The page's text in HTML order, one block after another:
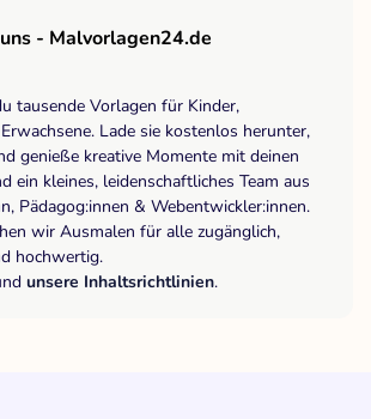
- Malvorlagen24.de
tausende Vorlagen für Kinder,
Lade sie kostenlos herunter,
genieße kreative Momente mit deinen
ein kleines, leidenschaftliches Team aus
Pädagog:innen & Webentwickler:innen.
wir Ausmalen für alle zugänglich,
hochwertig.
unsere Inhaltsrichtlinien.